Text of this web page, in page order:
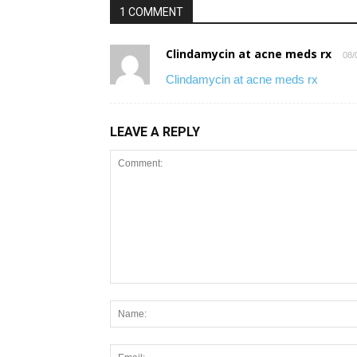
1 COMMENT
Clindamycin at acne meds rx 08/
Clindamycin at acne meds rx
LEAVE A REPLY